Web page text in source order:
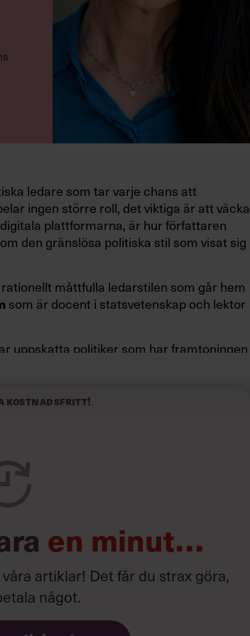
ledare som tar varje chans att
ingen större roll, det viktiga är att väcka
plattformarna, är hur författaren
den gränslösa politiska stil som visat sig
måttfulla ledarstilen som går hem
som är docent i statsvetenskap och lektor
uppskatta politiker som har framtoningen
för fram i undersökningar.”
som i början av pandemin”
kostnadsfritt!
en minut…
artiklar! Det får du strax göra,
något.